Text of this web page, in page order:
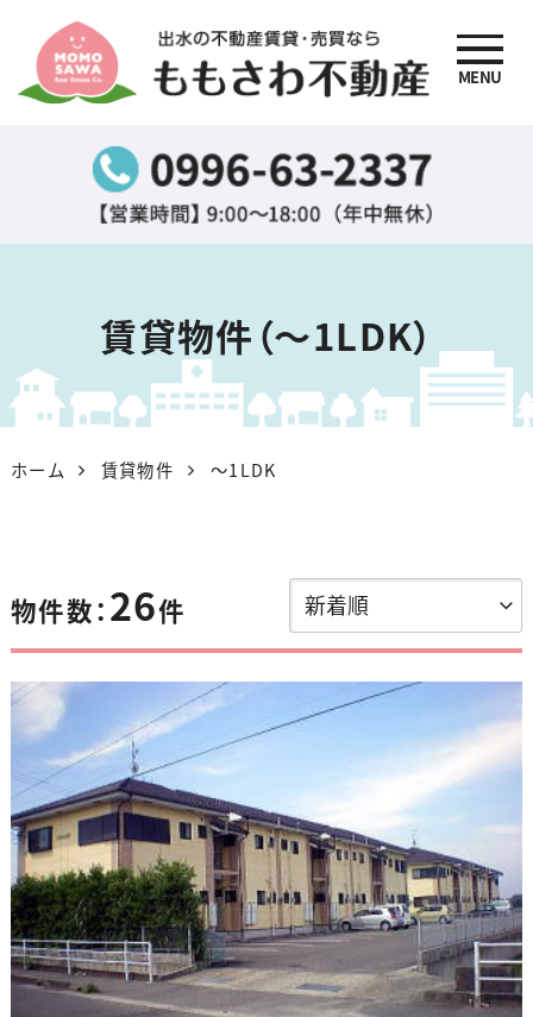
出水の不動産賃貸・売買
なら『ももさわ不動産』
MENU
賃貸物件（〜1LDK）
ホーム 賃貸物件 〜1LDK
物件数：26件